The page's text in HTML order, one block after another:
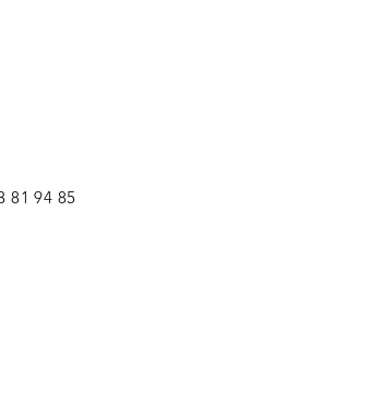
81 94 85